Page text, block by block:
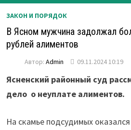
ЗАКОН И ПОРЯДОК
В Ясном мужчина задолжал
рублей алиментов
Автор: Admin 09.11.2024 10:19
Ясненский районный суд
дело о неуплате алиментов.
На скамье подсудимых